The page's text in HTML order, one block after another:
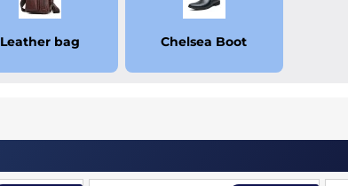
Leather bag Chelsea Boot